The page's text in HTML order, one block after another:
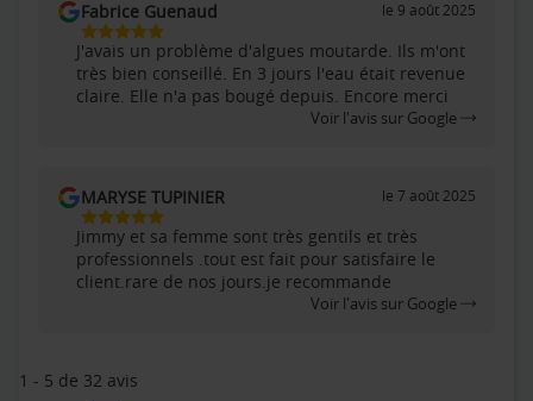
Fabrice Guenaud
5
Étoiles
Sur
5
le 9 août 2025
J'avais un problème d'algues moutarde. Ils m'ont
très bien conseillé. En 3 jours l'eau était revenue
claire. Elle n'a pas bougé depuis. Encore merci
Voir l'avis sur Google
MARYSE TUPINIER
5
Étoiles
Sur
5
le 7 août 2025
Jimmy et sa femme sont très gentils et très
professionnels .tout est fait pour satisfaire le
client.rare de nos jours.je recommande
Voir l'avis sur Google
1 - 5 de 32 avis